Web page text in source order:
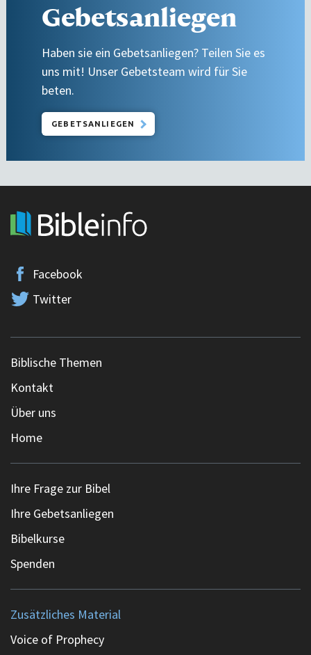
Gebetsanliegen
Haben sie ein Gebetsanliegen? Teilen Sie es
uns mit! Unser Gebetsteam wird für Sie
beten.
GEBETSANLIEGEN
Facebook
Twitter
Biblische Themen
Kontakt
Über uns
Home
Ihre Frage zur Bibel
Ihre Gebetsanliegen
Bibelkurse
Spenden
Zusätzliches Material
Voice of Prophecy